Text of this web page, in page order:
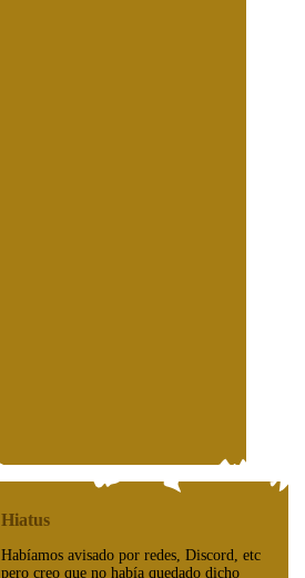
Hiatus
Habíamos avisado por redes, Discord, etc
pero creo que no había quedado dicho